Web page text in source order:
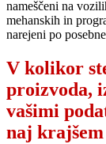
nameščeni na
mehanskih in
narejeni po
V kolikor
proizvoda,
vašimi
naj krajšem